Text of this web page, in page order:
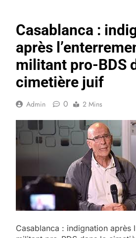
Casablanca :
après
militant pro-BDS
cimetière juif
Admin 0 2 Mins
Casablanca : indignation après